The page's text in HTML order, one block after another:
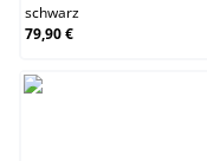
schwarz
79,90 €